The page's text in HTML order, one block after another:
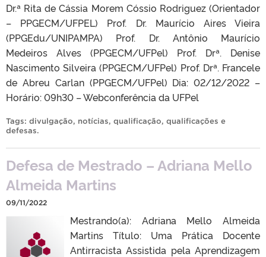
Dr.ª Rita de Cássia Morem Cóssio Rodriguez (Orientador
– PPGECM/UFPEL) Prof. Dr. Maurício Aires Vieira
(PPGEdu/UNIPAMPA) Prof. Dr. Antônio Maurício
Medeiros Alves (PPGECM/UFPel) Prof. Drª. Denise
Nascimento Silveira (PPGECM/UFPel) Prof. Drª. Francele
de Abreu Carlan (PPGECM/UFPel) Dia: 02/12/2022 –
Horário: 09h30 – Webconferência da UFPel
Tags: divulgação, notícias, qualificação, qualificações e
defesas.
Defesa de Mestrado – Adriana Mello
Almeida Martins
09/11/2022
Mestrando(a): Adriana Mello Almeida
Martins Título: Uma Prática Docente
Antirracista Assistida pela Aprendizagem